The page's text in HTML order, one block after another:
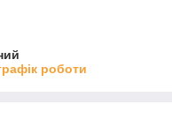
роботи